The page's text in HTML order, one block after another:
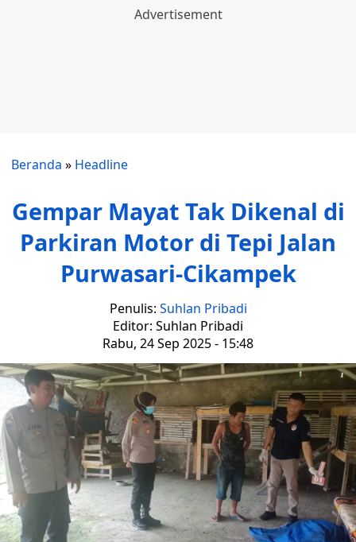
Beranda » Headline
Gempar Mayat Tak Dikenal di
Parkiran Motor di Tepi Jalan
Purwasari-Cikampek
Penulis: Suhlan Pribadi
Editor: Suhlan Pribadi
Rabu, 24 Sep 2025 - 15:48